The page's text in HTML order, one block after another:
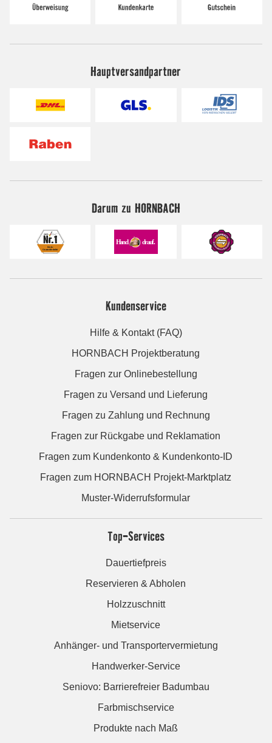
Hauptversandpartner
Darum zu HORNBACH
Kundenservice
Hilfe & Kontakt (FAQ)
HORNBACH Projektberatung
Fragen zur Onlinebestellung
Fragen zu Versand und Lieferung
Fragen zu Zahlung und Rechnung
Fragen zur Rückgabe und Reklamation
Fragen zum Kundenkonto & Kundenkonto-ID
Fragen zum HORNBACH Projekt-Marktplatz
Muster-Widerrufsformular
Top-Services
Dauertiefpreis
Reservieren & Abholen
Holzzuschnitt
Mietservice
Anhänger- und Transportervermietung
Handwerker-Service
Seniovo: Barrierefreier Badumbau
Farbmischservice
Produkte nach Maß